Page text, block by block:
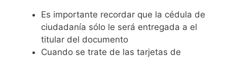
Es importante recordar que la cédula de
ciudadanía sólo le será entregada a el
titular del documento
Cuando se trate de las tarjetas de